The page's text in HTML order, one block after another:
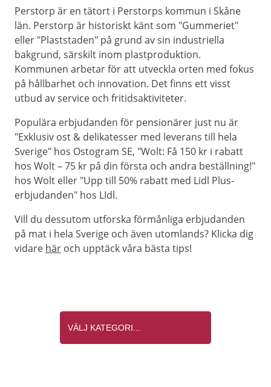
Perstorp är en tätort i Perstorps kommun i Skåne
län. Perstorp är historiskt känt som "Gummeriet"
eller "Plaststaden" på grund av sin industriella
bakgrund, särskilt inom plastproduktion.
Kommunen arbetar för att utveckla orten med fokus
på hållbarhet och innovation. Det finns ett visst
utbud av service och fritidsaktiviteter.
Populära erbjudanden för pensionärer just nu är
"Exklusiv ost & delikatesser med leverans till hela
Sverige" hos Ostogram SE, "Wolt: Få 150 kr i rabatt
hos Wolt – 75 kr på din första och andra beställning!"
hos Wolt eller "Upp till 50% rabatt med Lidl Plus-
erbjudanden" hos LIdl.
Vill du dessutom utforska förmånliga erbjudanden
på mat i hela Sverige och även utomlands? Klicka dig
vidare här och upptäck våra bästa tips!